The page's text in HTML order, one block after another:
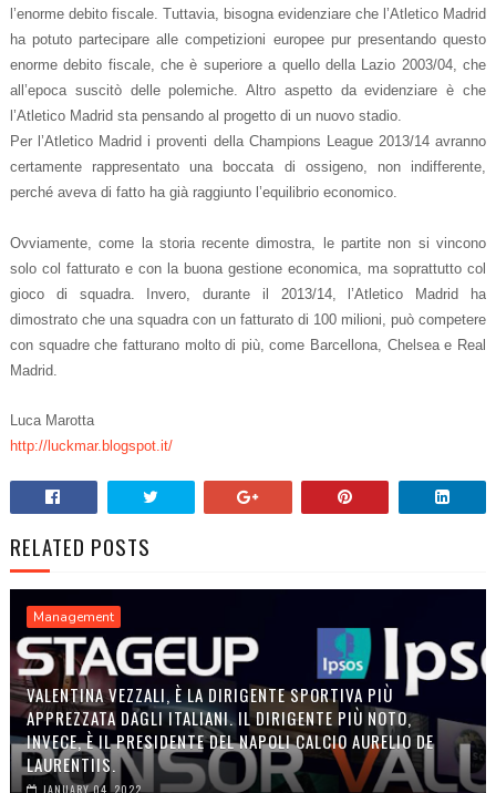
l’enorme debito fiscale. Tuttavia, bisogna evidenziare che l’Atletico Madrid
ha potuto partecipare alle competizioni europee pur presentando questo
enorme debito fiscale, che è superiore a quello della Lazio 2003/04, che
all’epoca suscitò delle polemiche. Altro aspetto da evidenziare è che
l’Atletico Madrid sta pensando al progetto di un nuovo stadio.
Per l’Atletico Madrid i proventi della Champions League 2013/14 avranno
certamente rappresentato una boccata di ossigeno, non indifferente,
perché aveva di fatto ha già raggiunto l’equilibrio economico.
Ovviamente, come la storia recente dimostra, le partite non si vincono
solo col fatturato e con la buona gestione economica, ma soprattutto col
gioco di squadra. Invero, durante il 2013/14, l’Atletico Madrid ha
dimostrato che una squadra con un fatturato di 100 milioni, può competere
con squadre che fatturano molto di più, come Barcellona, Chelsea e Real
Madrid.
Luca Marotta
http://luckmar.blogspot.it/
RELATED POSTS
Management
VALENTINA VEZZALI, È LA DIRIGENTE SPORTIVA PIÙ
APPREZZATA DAGLI ITALIANI. IL DIRIGENTE PIÙ NOTO,
INVECE, È IL PRESIDENTE DEL NAPOLI CALCIO AURELIO DE
LAURENTIIS.
JANUARY 04, 2022